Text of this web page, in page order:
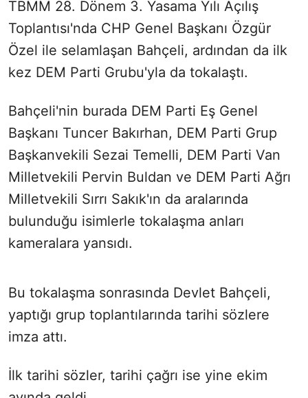
TBMM 28. Dönem 3. Yasama Yılı Açılış
Toplantısı'nda CHP Genel Başkanı Özgür
Özel ile selamlaşan Bahçeli, ardından da ilk
kez DEM Parti Grubu'yla da tokalaştı.
Bahçeli'nin burada DEM Parti Eş Genel
Başkanı Tuncer Bakırhan, DEM Parti Grup
Başkanvekili Sezai Temelli, DEM Parti Van
Milletvekili Pervin Buldan ve DEM Parti Ağrı
Milletvekili Sırrı Sakık'ın da aralarında
bulunduğu isimlerle tokalaşma anları
kameralara yansıdı.
Bu tokalaşma sonrasında Devlet Bahçeli,
yaptığı grup toplantılarında tarihi sözlere
imza attı.
İlk tarihi sözler, tarihi çağrı ise yine ekim